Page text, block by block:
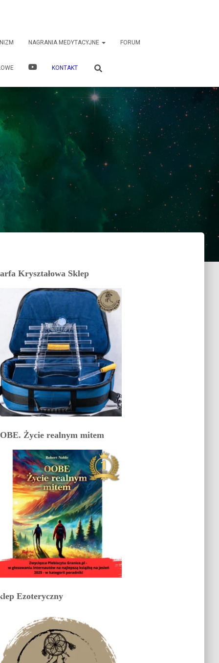
NAGRANIA MEDYTACYJNE FORUM
KONTAKT
Kryształowa Sklep
Życie realnym mitem
Ezoteryczny